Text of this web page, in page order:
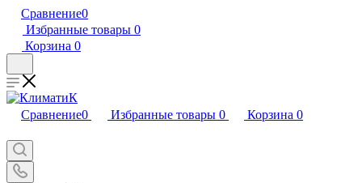
Сравнение0
Избранные товары 0
Корзина 0
Сравнение0 Избранные товары 0 Корзина 0